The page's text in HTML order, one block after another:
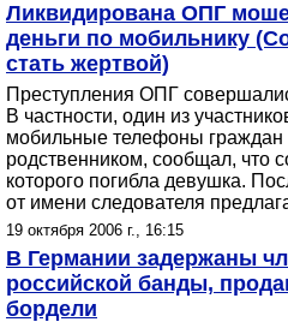
Ликвидирована ОПГ
деньги по мобильнику
стать жертвой)
Преступления ОПГ
В частности, один из
мобильные телефоны граждан
родственником, сообщал, что
которого погибла девушка.
от имени следователя
19 октября 2006 г., 16:15
В Германии задержаны
российской банды,
бордели